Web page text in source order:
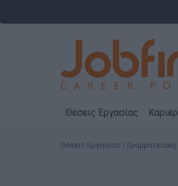
Θέσεις Εργασίας
Θέσεις Εργασίας